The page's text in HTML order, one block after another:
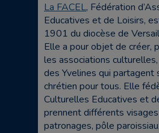
La FACEL, Fédération
Educatives et de Loisirs,
1901 du diocèse de
Elle a pour objet de créer,
les associations
des Yvelines qui
chrétien pour tous. Elle
Culturelles Educatives et
prennent différents
patronages, pôle